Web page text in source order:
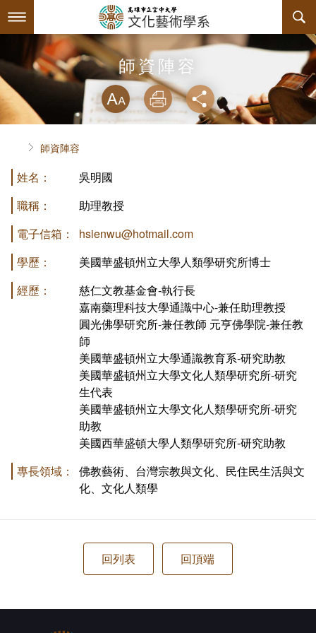
到
要
容
最新消息
系所簡介
關於本系
系主任介紹
諮詢信箱
師資陣容
課程規劃
專業必修課程
專業選修課程
客家文化學分學程
授課大綱
課程公告
畢業學分配置
學分抵免及減修申請
課程地圖主頁
專業課程/人文素養/知能運用
互動服務
活動訊息
相關連結
系學會
系學會幹部
組織章程
回空大首頁
師資陣容
略過字型切
放大
列印 分享
首頁師資陣容
姓名：
吳明國
職稱：
助理教授
電子信箱：
hsienwu@hotmail.com
學歷：
美國華盛頓州立大學人類學研究所博士
經歷：
慈仁文教基金會-執行長
嘉南藥理科技大學通識中心-兼任助理教授
圓光佛學研究所-兼任教師 元亨佛學院-兼任教
師
美國華盛頓州立大學通識教育系-研究助教
美國華盛頓州立大學文化人類學研究所-研究
生代表
美國華盛頓州立大學文化人類學研究所-研究
助教
美國西華盛頓大學人類學研究所-研究助教
專長領域：
佛教藝術、台灣宗教與文化、民住民生活與文
化、文化人類學